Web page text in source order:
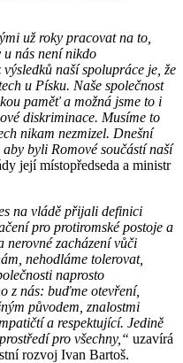
už roky pracovat na to,
u nás není nikdo
naší spolupráce je, že
u Písku. Naše společnost
paměť a možná jsme to i
diskriminace. Musíme to
nikam nezmizel. Dnešní
byli Romové součástí naší
její místopředseda a ministr
na vládě přijali definici
pro protiromské postoje a
nerovné zacházení vůči
nehodláme tolerovat,
naprosto
z nás: buďme otevření,
původem, znalostmi
a respektující. Jedině
pro všechny,“ uzavírá
rozvoj Ivan Bartoš.